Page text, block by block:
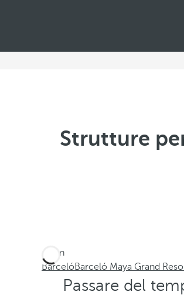
Strutture
Sei in
BarcelóBarceló Maya Grand
Passare del